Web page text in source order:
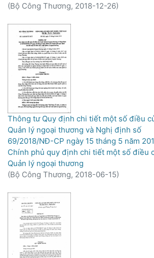
(Bộ Công Thương, 2018-12-26)
Thông tư Quy định chi tiết một số điều
Quản lý ngoại thương và Nghị định số
69/2018/NĐ-CP ngày 15 tháng 5 năm
Chính phủ quy định chi tiết một số điều
Quản lý ngoại thương
(Bộ Công Thương, 2018-06-15)